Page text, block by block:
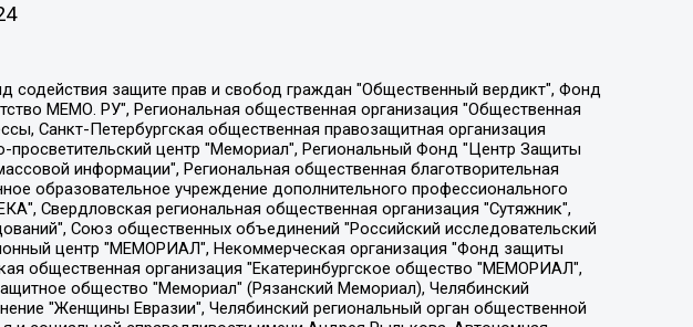
интернет-издания https://mnews.world/, Компания "Stichting Bellingcat", зарегистрированная в Нидерландах (дата регистрации 11.07.2018), Захаров Андрей Вячеславович, Клепиковская Екатерина Дмитриевна, Общество с ограниченной ответственностью "МЕМО", Перл Роман Александрович, Симонов Евгений Алексеевич, Соловьева Елена Анатольевна, Сотников Даниил Владимирович, Сурначева Елизавета Дмитриевна, Автономная некоммерческая организация по защите прав человека и информированию населения "Якутия – Наше Мнение", Общество с ограниченной ответственностью "Москоу диджитал медиа", с 26.01.2023 Общество с ограниченной ответственностью "Чайка Белые сады", Ветошкина Валерия Валерьевна, Заговора Максим Александрович, Межрегиональное общественное движение "Российская ЛГБТ - сеть", Оленичев Максим Владимирович, Павлов Иван Юрьевич, Скворцова Елена Сергеевна, Общество с ограниченной ответственностью "Как бы инагент", Кочетков Игорь Викторович, Общество с ограниченной ответственностью "Честные выборы", Еланчик Олег Александрович, Общество с ограниченной ответственностью "Нобелевский призыв", Гималова Регина Эмилевна, Григорьев Андрей Валерьевич, Григорьева Алина Александровна, Ассоциация по содействию защите прав призывников, альтернативнослужащих и военнослужащих "Правозащитная группа "Гражданин.Армия.Право", Хисамова Регина Фаритовна, Автономная некоммерческая организация по реализации социально-правовых программ "Лилит", Дальневосточное общественное движение "Маяк", Санкт-Петербургская ЛГБТ-инициативная группа "Выход", Инициативная группа ЛГБТ+ "Реверс", Алексеев Андрей Викторович, Бекбулатова Таисия Львовна, Беляев Иван Михайлович, Владыкина Елена Сергеевна, Гельман Марат Александрович, Никульшина Вероника Юрьевна, Толоконникова Надежда Андреевна, Шендерович Виктор Анатольевич, Общество с ограниченной ответственностью "Данное сообщение", Общество с ограниченной ответственностью Издательский дом "Новая глава", Айнбиндер Александра Александровна, Московский комьюнити-центр для ЛГБТ+инициатив, Благотворительный фонд развития филантропии, Deutsche Welle (Германия, Kurt-Schumacher-Strasse 3, 53113 Bonn), Борзунова Мария Михайловна, Воробьев Виктор Викторович, Голубева Анна Львовна, Константинова Алла Михайловна, Малкова Ирина Владимировна, Мурадов Мурад Абдулгалимович, Осетинская Елизавета Николаевна, Понасенков Евгений Николаевич, Ганапольский Матвей Юрьевич, Киселев Евгений Алексеевич, Борухович Ирина Григорьевна, Дремин Иван Тимофеевич, Дубровский Дмитрий Викторович, Красноярская региональная общественная организация поддержки и развития альтернативных образовательных технологий и межкультурных коммуникаций "ИНТЕРРА", Маяковская Екатерина Алексеевна, Фейгин Марк Захарович, Филимонов Андрей Викторович, Дзугкоева Регина Николаевна, Доброхотов Роман Александрович, Дудь Юрий Александрович, Елкин Сергей Владимирович, Кругликов Кирилл Игоревич, Сабунаева Мария Леонидовна, Семенов Алексей Владимирович, Шаинян Карен Багратович, Шульман Екатерина Михайловна, Асафьев Артур Валерьевич, Вахштайн Виктор Семенович, Венедиктов Алексей Алексеевич, Лушникова Екатерина Евгеньевна, Волков Леонид Михайлович, Невзоров Александр Глебович, Пархоменко Сергей Борисович, Сироткин Ярослав Николаевич, Кара-Мурза Владимир Владимирович, Баранова Наталья Владимировна, Гозман Леонид Яковлевич, Кагарлицкий Борис Юльевич, Климарев Михаил Валерьевич, Милов Владимир Станиславович, Автономная некоммерческая организация Краснодарский центр современного искусства "Типография", Моргенштерн Алишер Тагирович, Соболь Любовь Эдуардовна, Общество с ограниченной ответственностью "ЛИЗА НОРМ", Каспаров Гарри Кимович, Ходорковский Михаил Борисович, Общество с ограниченной ответственностью "Апрельские тезисы", Данилович Ирина Брониславовна, Кашин Олег Владимирович, Петров Николай Владимирович, Пивоваров Алексей Владимирович, Соколов Михаил Владимирович, Цветкова Юлия Владимировна, Чичваркин Евгений Александрович, Комитет против пыток/Команда против пыток, Общество с ограниченной ответственностью "Первый научный", Общество с ограниченной ответственностью "Вертолет и ко", Белоцерковская Вероника Борисовна, Кац Максим Евгеньевич, Лазарева Татьяна Юрьевна, Шаведдинов Руслан Табризович, Яшин Илья Валерьевич, Общество с ограниченной ответственностью "Иноагент ААВ", Алешковский Дмитрий Петрович, Альбац Евгения Марковна, Быков Дмитрий Львович, Галямина Юлия Евгеньевна, Лойко Сергей Леонидович, Мартынов Кирилл Константинович, Медведев Сергей Александрович, Крашенинников Федор Геннадиевич, Гордеева Катерина Вл